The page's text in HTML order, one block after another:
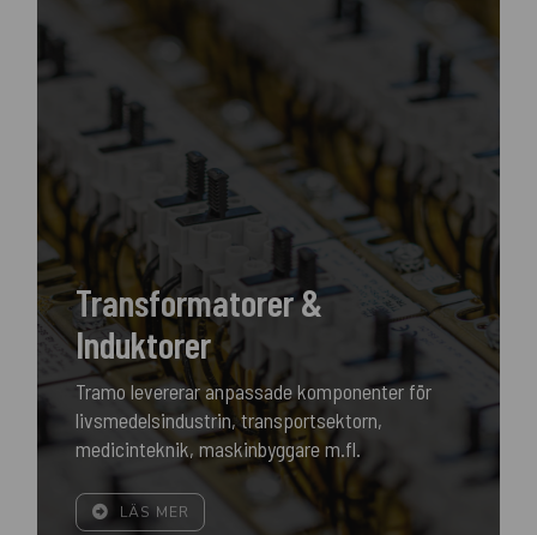
Transformatorer &
Induktorer
Tramo levererar anpassade komponenter för
livsmedelsindustrin, transportsektorn,
medicinteknik, maskinbyggare m.fl.
LÄS MER